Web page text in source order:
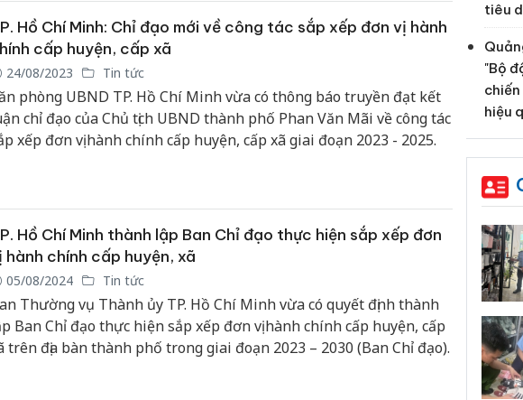
Hồ Chí Minh: Chỉ đạo mới về công tác sắp xếp đơn vị hành
cấp huyện, cấp xã
24/08/2023 Tin tức
phòng UBND TP. Hồ Chí Minh vừa có thông báo truyền đạt kết
chỉ đạo của Chủ tịch UBND thành phố Phan Văn Mãi về công tác
xếp đơn vị hành chính cấp huyện, cấp xã giai đoạn 2023 - 2025.
Hồ Chí Minh thành lập Ban Chỉ đạo thực hiện sắp xếp đơn
hành chính cấp huyện, xã
05/08/2024 Tin tức
Thường vụ Thành ủy TP. Hồ Chí Minh vừa có quyết định thành
Ban Chỉ đạo thực hiện sắp xếp đơn vị hành chính cấp huyện, cấp
trên địa bàn thành phố trong giai đoạn 2023 – 2030 (Ban Chỉ đạo).
tiêu
"Bộ
hiệu
Công an Thanh Hóa
Thanh Hóa: Tìm bị
hại trong vụ án